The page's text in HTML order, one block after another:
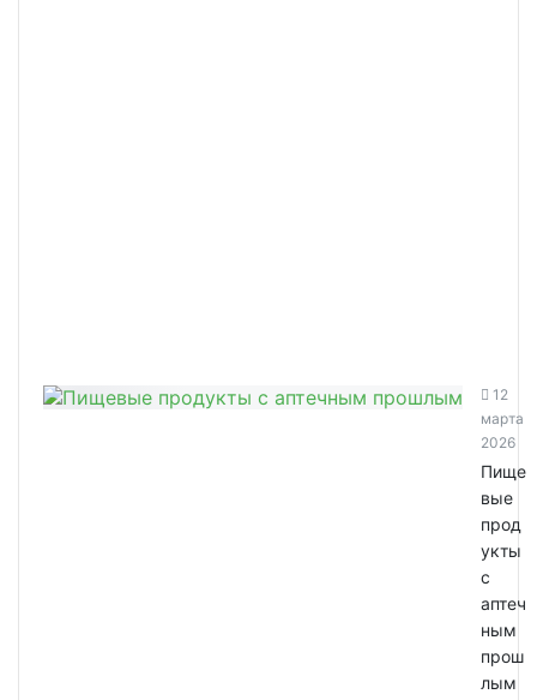
12
марта
2026
Пище
вые
прод
укты
с
аптеч
ным
прош
лым